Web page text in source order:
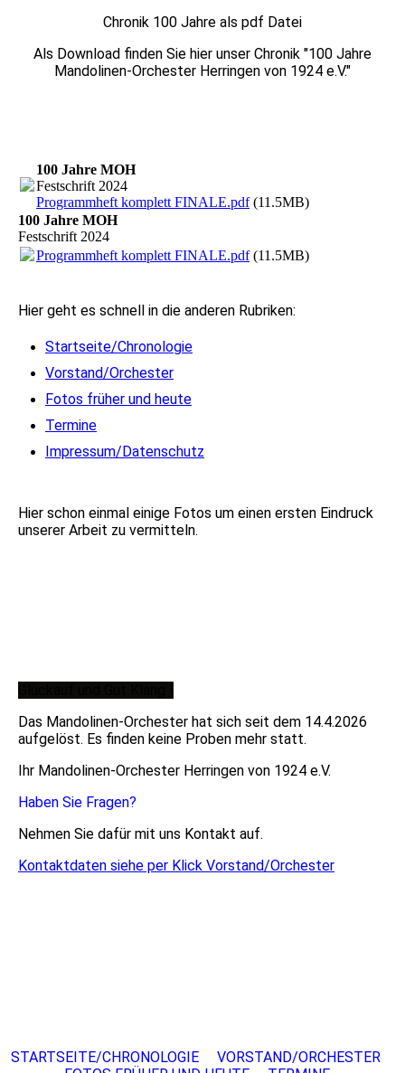
Chronik 100 Jahre als pdf Datei
Als Download finden Sie hier unser Chronik "100 Jahre
Mandolinen-Orchester Herringen von 1924 e.V."
100 Jahre MOH
Festschrift 2024
Programmheft komplett FINALE.pdf(11.5MB)
100 Jahre MOH
Festschrift 2024
Programmheft komplett FINALE.pdf(11.5MB)
Hier geht es schnell in die anderen Rubriken:
Startseite/Chronologie
Vorstand/Orchester
Fotos früher und heute
Termine
Impressum/Datenschutz
Hier schon einmal einige Fotos um einen ersten Eindruck
unserer Arbeit zu vermitteln.
Das Mandolinen-Orchester hat sich seit dem 14.4.2026
aufgelöst. Es finden keine Proben mehr statt.
Ihr Mandolinen-Orchester Herringen von 1924 e.V.
Haben Sie Fragen?
Nehmen Sie dafür mit uns Kontakt auf.
Kontaktdaten siehe per Klick Vorstand/Orchester
STARTSEITE/CHRONOLOGIE
VORSTAND/ORCHESTER